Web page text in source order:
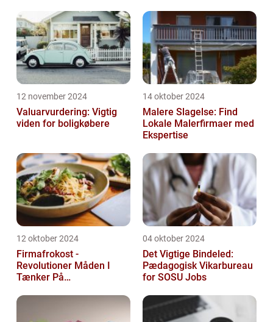
12 november 2024
Valuarvurdering: Vigtig
viden for boligkøbere
14 oktober 2024
Malere Slagelse: Find
Lokale Malerfirmaer med
Ekspertise
12 oktober 2024
Firmafrokost -
Revolutioner Måden I
Tænker På
04 oktober 2024
Det Vigtige Bindeled:
Pædagogisk Vikarbureau
for SOSU Jobs